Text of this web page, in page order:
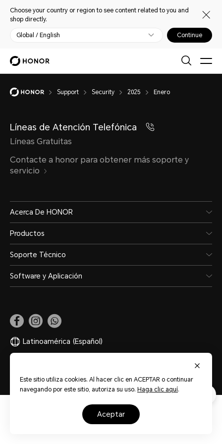
Choose your country or region to see content related to you and
shop directly.
Global / English Continue
Support Security 2025 Enero
Líneas de Atención Telefónica
Líneas Gratuitas
Contacte a honor para obtener más soporte y
servicio
Acerca De HONOR
Productos
Soporte Técnico
Software y Aplicación
Latinoamérica (Español)
Este sitio utiliza cookies. Al hacer clic en ACEPTAR o continuar
navegando por este sitio, autoriza su uso. Haga clic aquí.
aceptar